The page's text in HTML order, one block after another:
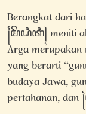
Berangkat dari
꧌ꦩꦼꦝꦶꦠꦶ꧍ meniti
Arga
yang berarti
budaya Jawa,
pertahanan,